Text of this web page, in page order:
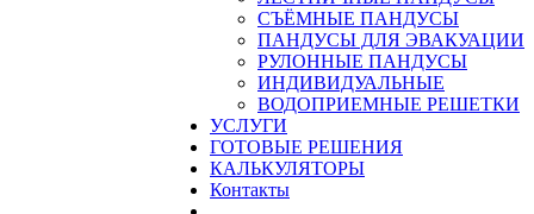
CЪЁМНЫЕ ПАНДУСЫ
ПАНДУСЫ ДЛЯ ЭВАКУАЦИИ
РУЛОННЫЕ ПАНДУСЫ
ИНДИВИДУАЛЬНЫЕ
ВОДОПРИЕМНЫЕ РЕШЕТКИ
УСЛУГИ
ГОТОВЫЕ РЕШЕНИЯ
КАЛЬКУЛЯТОРЫ
Контакты